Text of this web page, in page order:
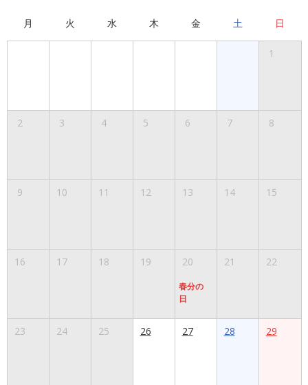
月 火 水 木 金 土 日
1
2 3 4 5 6 7 8
9 10 11 12 13 14 15
16 17 18 19 20
春分の
日
21 22
23 24 25 26 27 28 29